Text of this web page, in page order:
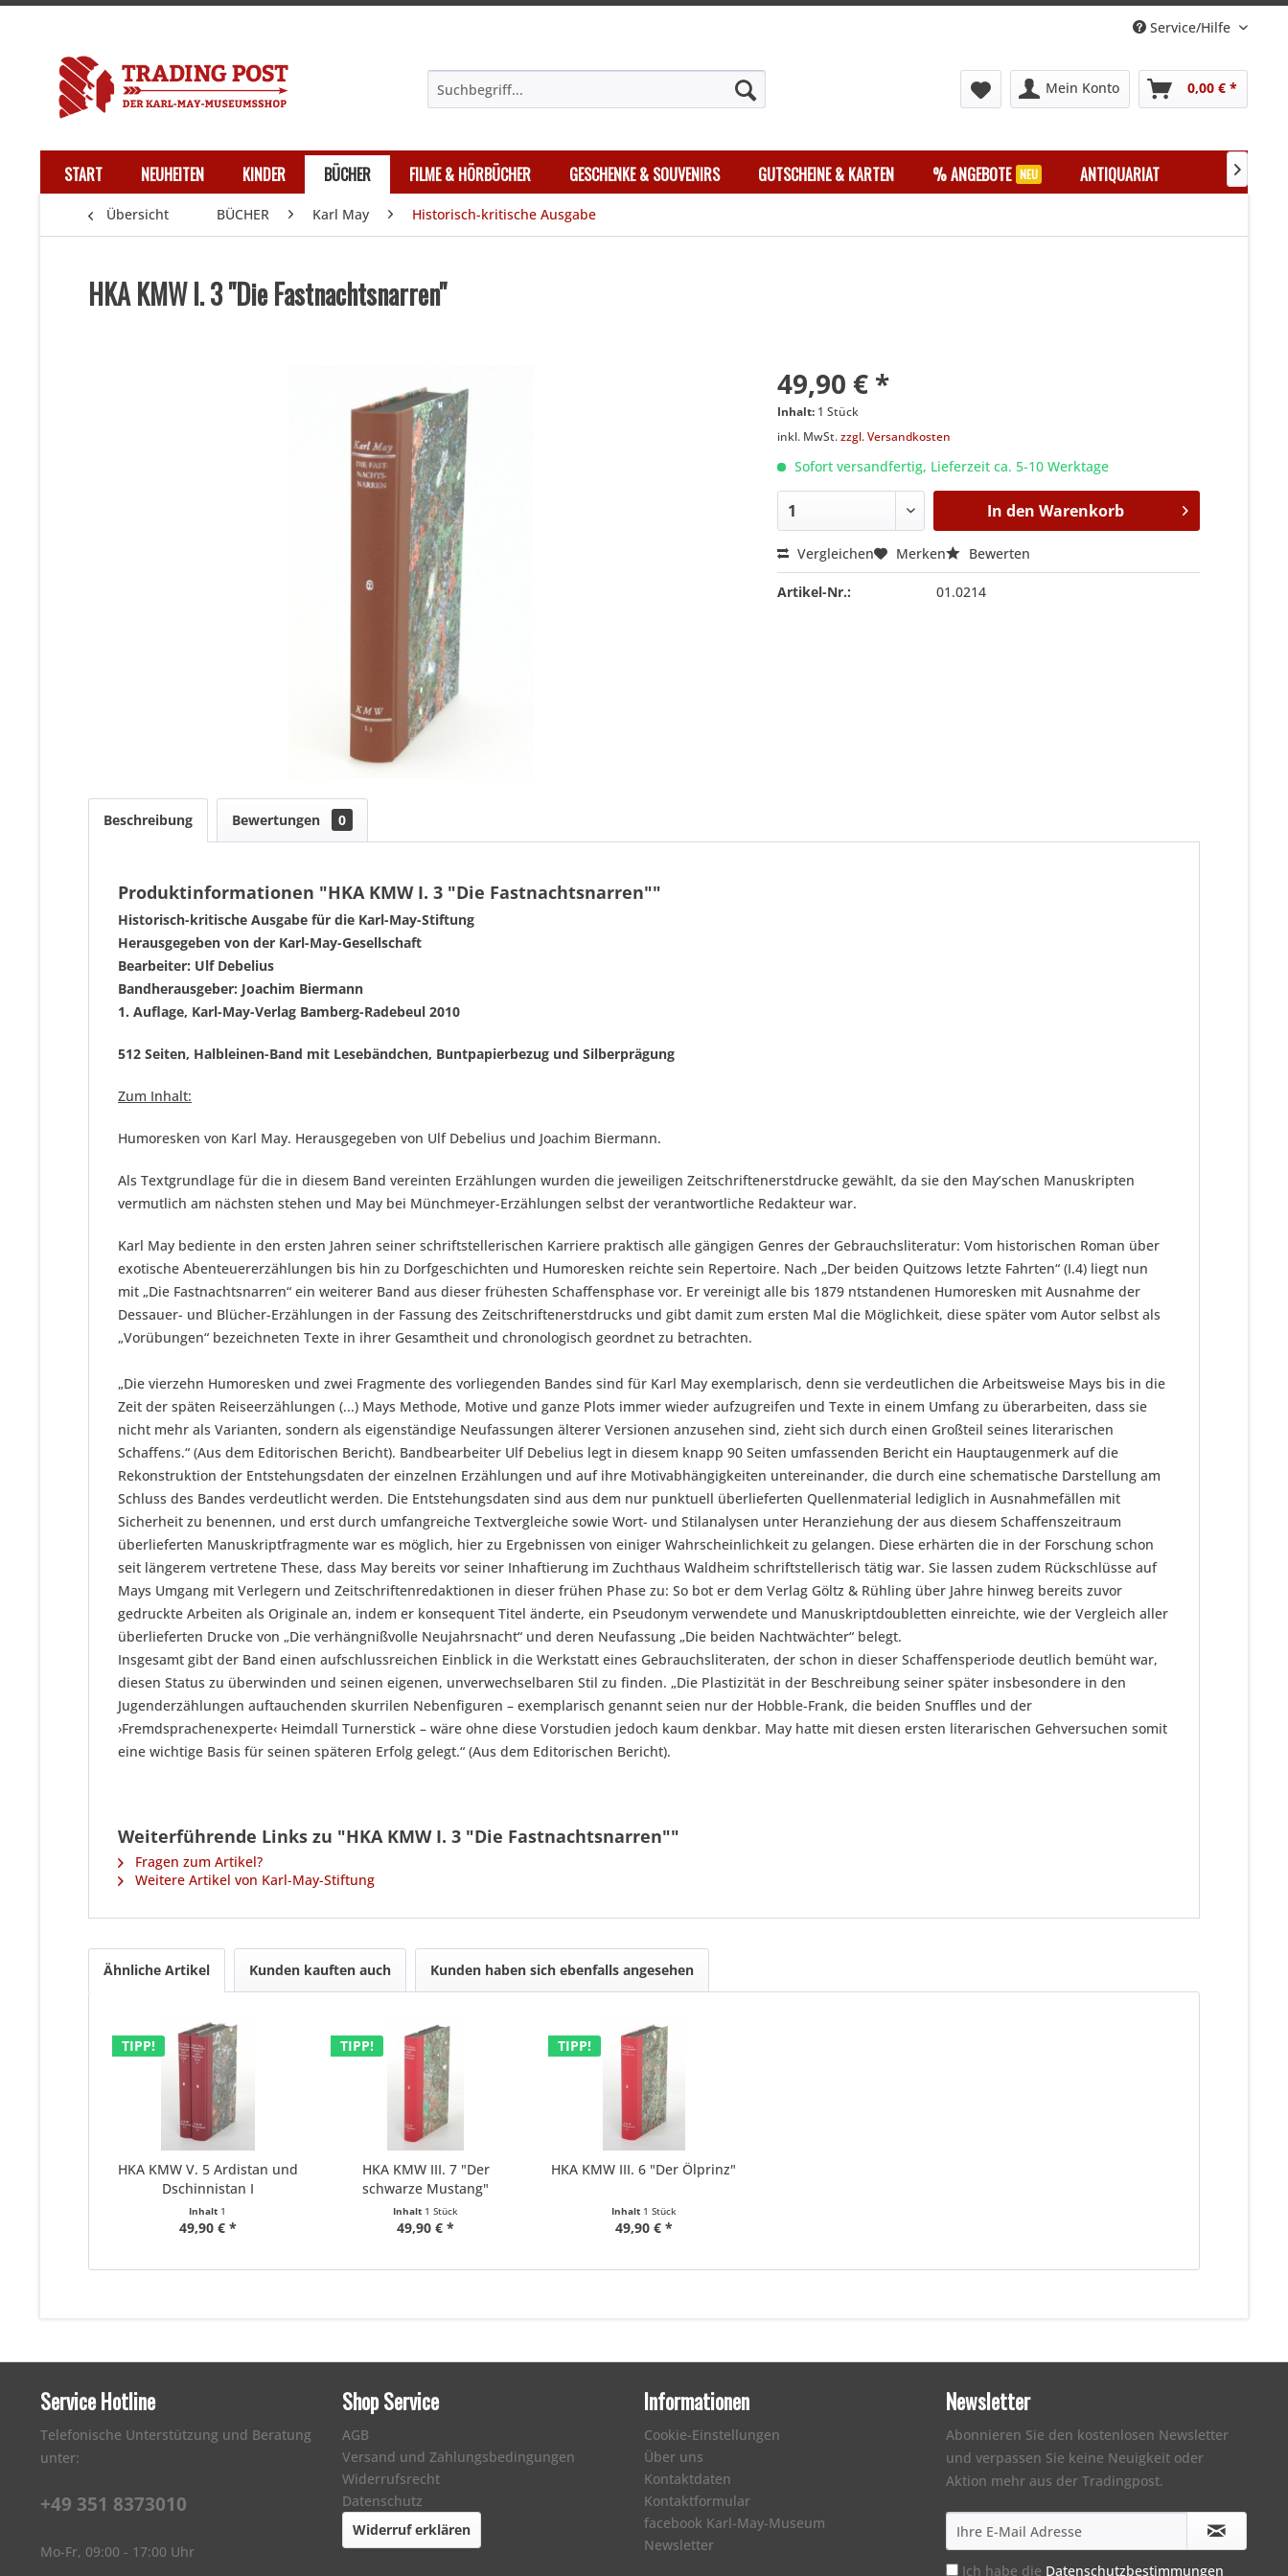
Service/Hilfe
Mein Konto 0,00 € *
START NEUHEITEN KINDER BÜCHER FILME & HÖRBÜCHER GESCHENKE & SOUVENIRS GUTSCHEINE & KARTEN % ANGEBOTE ANTIQUARIAT 
Übersicht BÜCHER Karl May Historisch-kritische Ausgabe
HKA KMW I. 3 "Die Fastnachtsnarren"
49,90 € *
Inhalt: 1 Stück
inkl. MwSt.zzgl. Versandkosten
Sofort versandfertig, Lieferzeit ca. 5-10 Werktage
In den Warenkorb
Vergleichen Merken Bewerten
Artikel-Nr.: 01.0214
Beschreibung Bewertungen 0
Produktinformationen "HKA KMW I. 3 "Die Fastnachtsnarren""
Historisch-kritische Ausgabe für die Karl-May-Stiftung
Herausgegeben von der Karl-May-Gesellschaft
Bearbeiter: Ulf Debelius
Bandherausgeber: Joachim Biermann
1. Auflage, Karl-May-Verlag Bamberg-Radebeul 2010
512 Seiten, Halbleinen-Band mit Lesebändchen, Buntpapierbezug und Silberprägung
Zum Inhalt:
Humoresken von Karl May. Herausgegeben von Ulf Debelius und Joachim Biermann.
Als Textgrundlage für die in diesem Band vereinten Erzählungen wurden die jeweiligen Zeitschriftenerstdrucke gewählt, da sie den May’schen Manuskripten
vermutlich am nächsten stehen und May bei Münchmeyer-Erzählungen selbst der verantwortliche Redakteur war.
Karl May bediente in den ersten Jahren seiner schriftstellerischen Karriere praktisch alle gängigen Genres der Gebrauchsliteratur: Vom historischen Roman über
exotische Abenteuererzählungen bis hin zu Dorfgeschichten und Humoresken reichte sein Repertoire. Nach „Der beiden Quitzows letzte Fahrten“ (I.4) liegt nun
mit „Die Fastnachtsnarren“ ein weiterer Band aus dieser frühesten Schaffensphase vor. Er vereinigt alle bis 1879 ntstandenen Humoresken mit Ausnahme der
Dessauer- und Blücher-Erzählungen in der Fassung des Zeitschriftenerstdrucks und gibt damit zum ersten Mal die Möglichkeit, diese später vom Autor selbst als
„Vorübungen“ bezeichneten Texte in ihrer Gesamtheit und chronologisch geordnet zu betrachten.
„Die vierzehn Humoresken und zwei Fragmente des vorliegenden Bandes sind für Karl May exemplarisch, denn sie verdeutlichen die Arbeitsweise Mays bis in die
Zeit der späten Reiseerzählungen (...) Mays Methode, Motive und ganze Plots immer wieder aufzugreifen und Texte in einem Umfang zu überarbeiten, dass sie
nicht mehr als Varianten, sondern als eigenständige Neufassungen älterer Versionen anzusehen sind, zieht sich durch einen Großteil seines literarischen
Schaffens.“ (Aus dem Editorischen Bericht). Bandbearbeiter Ulf Debelius legt in diesem knapp 90 Seiten umfassenden Bericht ein Hauptaugenmerk auf die
Rekonstruktion der Entstehungsdaten der einzelnen Erzählungen und auf ihre Motivabhängigkeiten untereinander, die durch eine schematische Darstellung am
Schluss des Bandes verdeutlicht werden. Die Entstehungsdaten sind aus dem nur punktuell überlieferten Quellenmaterial lediglich in Ausnahmefällen mit
Sicherheit zu benennen, und erst durch umfangreiche Textvergleiche sowie Wort- und Stilanalysen unter Heranziehung der aus diesem Schaffenszeitraum
überlieferten Manuskriptfragmente war es möglich, hier zu Ergebnissen von einiger Wahrscheinlichkeit zu gelangen. Diese erhärten die in der Forschung schon
seit längerem vertretene These, dass May bereits vor seiner Inhaftierung im Zuchthaus Waldheim schriftstellerisch tätig war. Sie lassen zudem Rückschlüsse auf
Mays Umgang mit Verlegern und Zeitschriftenredaktionen in dieser frühen Phase zu: So bot er dem Verlag Göltz & Rühling über Jahre hinweg bereits zuvor
gedruckte Arbeiten als Originale an, indem er konsequent Titel änderte, ein Pseudonym verwendete und Manuskriptdoubletten einreichte, wie der Vergleich aller
überlieferten Drucke von „Die verhängnißvolle Neujahrsnacht“ und deren Neufassung „Die beiden Nachtwächter“ belegt.
Insgesamt gibt der Band einen aufschlussreichen Einblick in die Werkstatt eines Gebrauchsliteraten, der schon in dieser Schaffensperiode deutlich bemüht war,
diesen Status zu überwinden und seinen eigenen, unverwechselbaren Stil zu finden. „Die Plastizität in der Beschreibung seiner später insbesondere in den
Jugenderzählungen auftauchenden skurrilen Nebenfiguren – exemplarisch genannt seien nur der Hobble-Frank, die beiden Snuffles und der
›Fremdsprachenexperte‹ Heimdall Turnerstick – wäre ohne diese Vorstudien jedoch kaum denkbar. May hatte mit diesen ersten literarischen Gehversuchen somit
eine wichtige Basis für seinen späteren Erfolg gelegt.“ (Aus dem Editorischen Bericht).
Weiterführende Links zu "HKA KMW I. 3 "Die Fastnachtsnarren""
Fragen zum Artikel?
Weitere Artikel von Karl-May-Stiftung
Ähnliche Artikel Kunden kauften auch Kunden haben sich ebenfalls angesehen
TIPP!
HKA KMW V. 5 Ardistan und
Dschinnistan I
Inhalt 1
49,90 € *
TIPP!
HKA KMW III. 7 "Der
schwarze Mustang"
Inhalt 1 Stück
49,90 € *
TIPP!
HKA KMW III. 6 "Der Ölprinz"
Inhalt 1 Stück
49,90 € *
Service Hotline
Telefonische Unterstützung und Beratung
unter:
+49 351 8373010
Mo-Fr, 09:00 - 17:00 Uhr
Shop Service
AGB
Versand und Zahlungsbedingungen
Widerrufsrecht
Datenschutz
Widerruf erklären
Informationen
Cookie-Einstellungen
Über uns
Kontaktdaten
Kontaktformular
facebook Karl-May-Museum
Newsletter
Newsletter
Abonnieren Sie den kostenlosen Newsletter
und verpassen Sie keine Neuigkeit oder
Aktion mehr aus der Tradingpost.
Ich habe die Datenschutzbestimmungen